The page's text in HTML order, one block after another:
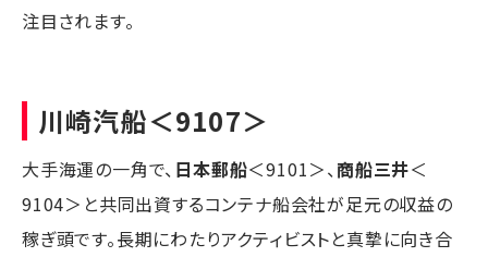
注目されます。
川崎汽船＜9107＞
大手海運の一角で、 日本郵船＜9101＞、商船三井＜
9104＞と共同出資するコンテナ船会社が足元の収益の
稼ぎ頭です。長期にわたりアクティビストと真摯に向き合